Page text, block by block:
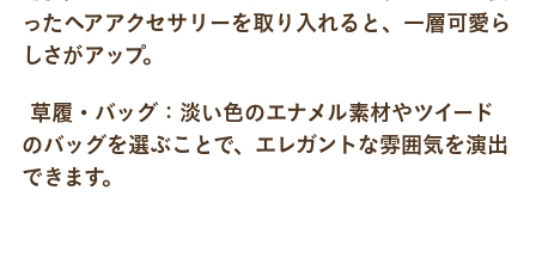
ったヘアアクセサリーを取り入れると、一層可愛ら
しさがアップ。
草履・バッグ： 淡い色のエナメル素材やツイード
のバッグを選ぶことで、エレガントな雰囲気を演出
できます。